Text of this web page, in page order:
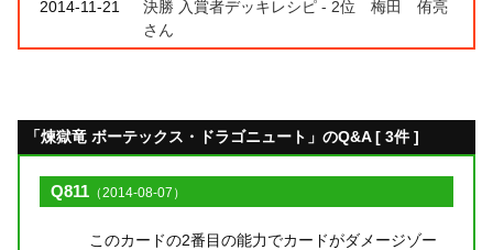
2014-11-21
決勝 入賞者デッキレシピ - 2位 梅田 侑亮
さん
「煉獄竜 ボーテックス・ドラゴニュート」のQ&A [ 3件 ]
Q811 （2014-08-07）
このカードの2番目の能力でカードがダメージゾー